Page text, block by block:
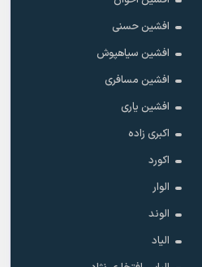
افشین حسنی
افشین سیاهپوش
افشین مسافری
افشین یاری
اکبری زاده
اکورد
الوار
الوند
الیاد